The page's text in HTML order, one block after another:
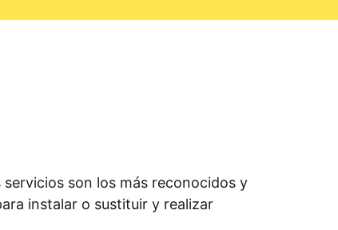
son los más reconocidos y
instalar o sustituir y realizar